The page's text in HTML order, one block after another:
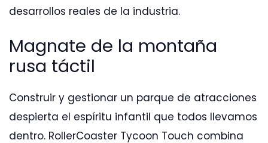
desarrollos reales de la industria.
Magnate de la montaña
rusa táctil
Construir y gestionar un parque de atracciones
despierta el espíritu infantil que todos llevamos
dentro. RollerCoaster Tycoon Touch combina